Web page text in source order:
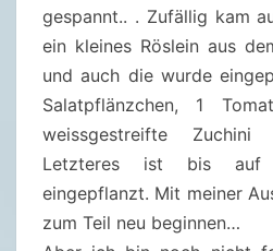
gespannt.. . Zufällig kam
ein kleines Röslein aus
und auch die wurde
Salatpflänzchen, 1
weissgestreifte
Letzteres ist bis
eingepflanzt. Mit meiner
zum Teil neu beginnen…